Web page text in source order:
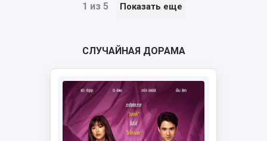
1 из 5 Показать еще
СЛУЧАЙНАЯ ДОРАМА